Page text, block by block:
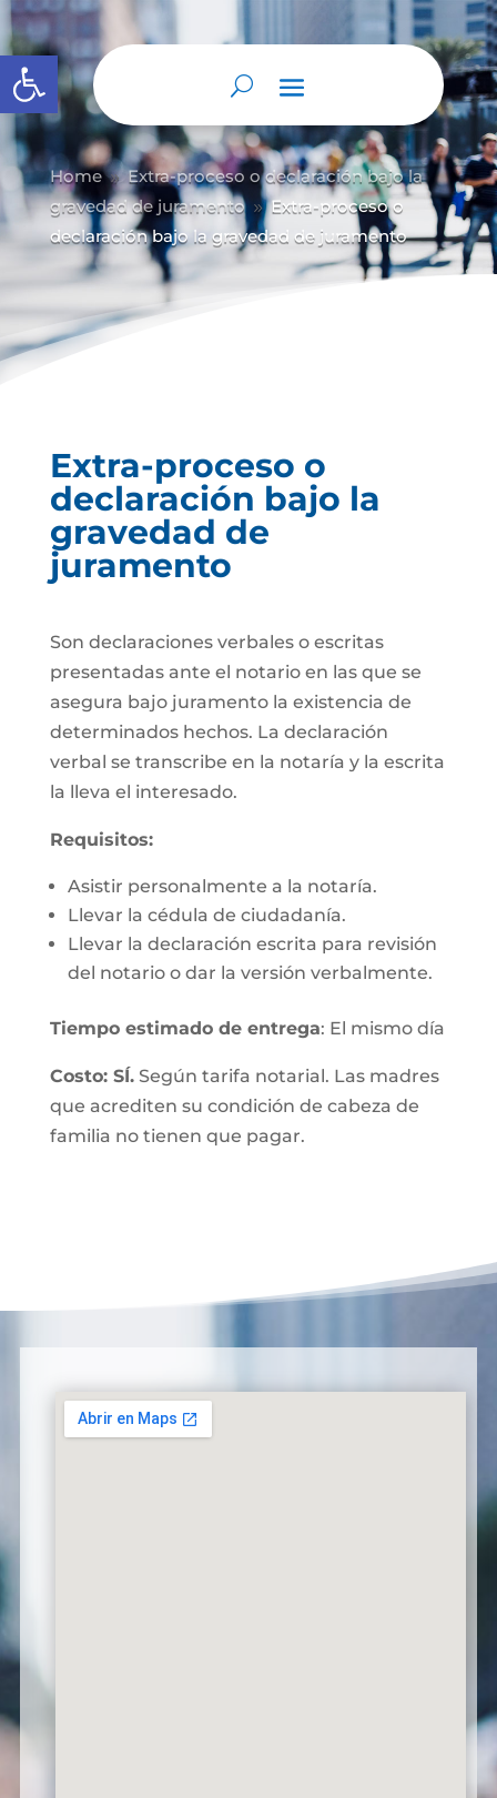
Abrir barra de herramientas
Home 9 Extra-proceso o declaración bajo la
gravedad de juramento 9 Extra-proceso o
declaración bajo la gravedad de juramento
Extra-proceso o
declaración bajo la
gravedad de
juramento
Son declaraciones verbales o escritas
presentadas ante el notario en las que se
asegura bajo juramento la existencia de
determinados hechos. La declaración
verbal se transcribe en la notaría y la escrita
la lleva el interesado.
Requisitos:
Asistir personalmente a la notaría.
Llevar la cédula de ciudadanía.
Llevar la declaración escrita para revisión
del notario o dar la versión verbalmente.
Tiempo estimado de entrega: El mismo día
Costo: SÍ.Según tarifa notarial. Las madres
que acrediten su condición de cabeza de
familia no tienen que pagar.